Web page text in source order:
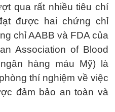
qua rất nhiều tiêu chí
được hai chứng chỉ
chỉ AABB và FDA của
Association of Blood
hàng máu Mỹ) là
thí nghiệm về việc
đảm bảo an toàn và